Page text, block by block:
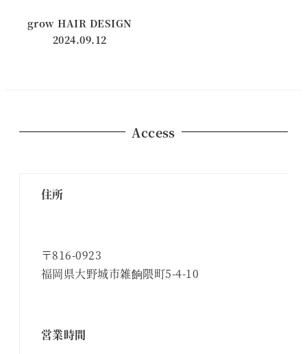
grow HAIR DESIGN
投稿日
2024.09.12
Access
住所
〒816-0923
福岡県大野城市雑餉隈町5-4-10
営業時間